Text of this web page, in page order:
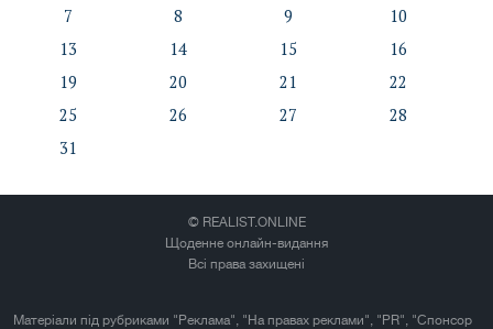
7
8 9
10
13
14 15
16
19
20 21
22
25
26 27
28
31
© REALIST.ONLINE
Щоденне онлайн-видання
Всі права захищені
Матеріали під рубриками "Реклама", "На правах реклами", "PR", "Спонсор